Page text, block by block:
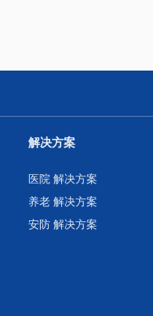
解决方案
医院 解决方案
养老 解决方案
安防 解决方案